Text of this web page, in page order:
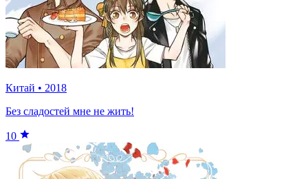
Китай • 2018
Без сладостей мне не жить!
10